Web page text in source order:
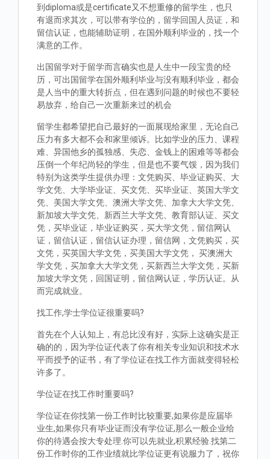
到diploma或是certificate又不想重修的留学生，也只
有退而求其次，可以带有学位的，留学回国人员证，和
留信认证，也能辅助证明，在国外顺利毕业的，找一个
满意的工作。
出国留学对于留学而言确实也是人生中一段宝贵的经
历，可出国留学在国外顺利毕业与没有顺利毕业，都会
是人当中的重大转折点，但在遇到问题的时候也不要轻
易放弃，给自己一次重新来过的机会
留学生都希望把自己最好的一面展现给家里，无论自己
压力有多大都不会和家里倾诉。比如学业的压力、课程
难、异国他乡的孤独感、失恋、金钱上的困难等等都会
压倒一个年纪尚轻的学生，但是也不要气馁，因为我们
特别为这类学生提供办理：文凭购买、毕业证购买、大
学文凭、大学毕业证、买文凭、买毕业证、英国大学文
凭、美国大学文凭、澳洲大学文凭、加拿大大学文凭、
新加坡大学文凭、新西兰大学文凭、教育部认证、买文
凭，买毕业证，毕业证购买，买大学文凭，留信网认
证，留信认证，留信认证办理，留信网，文凭购买，买
文凭，买英国大学文凭，买美国大学文凭， 买澳洲大
学文凭，买加拿大大学文凭，买新西兰大学文凭，买新
加坡大学文凭，回国证明，留信网认证，学历认证。从
而完成就业。
找工作,学士学位证很重要吗?
首先在个人认知上，有总比没有好，实际上这确实是正
确的的，因为学位证代表了你有相关专业知识和技术水
平而授予的证书，有了学位证在找工作方面就变得轻松
许多了。
学位证在找工作时重要吗?
学位证在你找第一份工作时比较重要,如果你是应届毕
业生,如果你只有毕业证而没有学位证,那么一般企业给
你的待遇会按大专处理.你可以先就业,积累经验.找第二
份工作时你的工作业绩就比学位证更有说服力了，祝你